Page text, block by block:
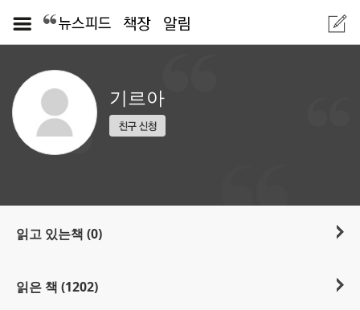
기르아
읽고 있는책 (0)
읽은 책 (1202)